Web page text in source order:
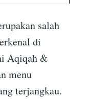
salah
di
Aqiqah &
menu
terjangkau.